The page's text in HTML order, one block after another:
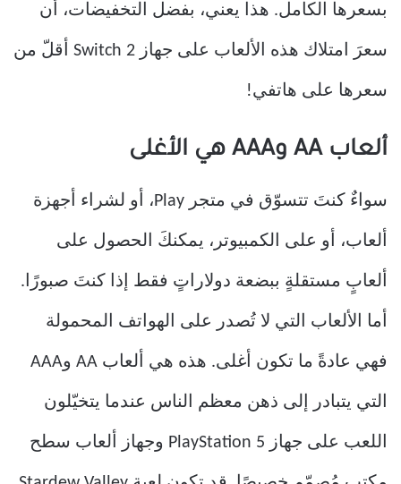
بسعرها الكامل. هذا يعني، بفضل التخفيضات، أن
سعرَ امتلاك هذه الألعاب على جهاز Switch 2 أقلّ من
سعرها على هاتفي!
ألعاب AA وAAA هي الأغلى
سواءٌ كنتَ تتسوّق في متجر Play، أو لشراء أجهزة
ألعاب، أو على الكمبيوتر، يمكنكَ الحصول على
ألعابٍ مستقلةٍ ببضعة دولاراتٍ فقط إذا كنتَ صبورًا.
أما الألعاب التي لا تُصدر على الهواتف المحمولة
فهي عادةً ما تكون أغلى. هذه هي ألعاب AA وAAA
التي يتبادر إلى ذهن معظم الناس عندما يتخيّلون
اللعب على جهاز PlayStation 5 وجهاز ألعاب سطح